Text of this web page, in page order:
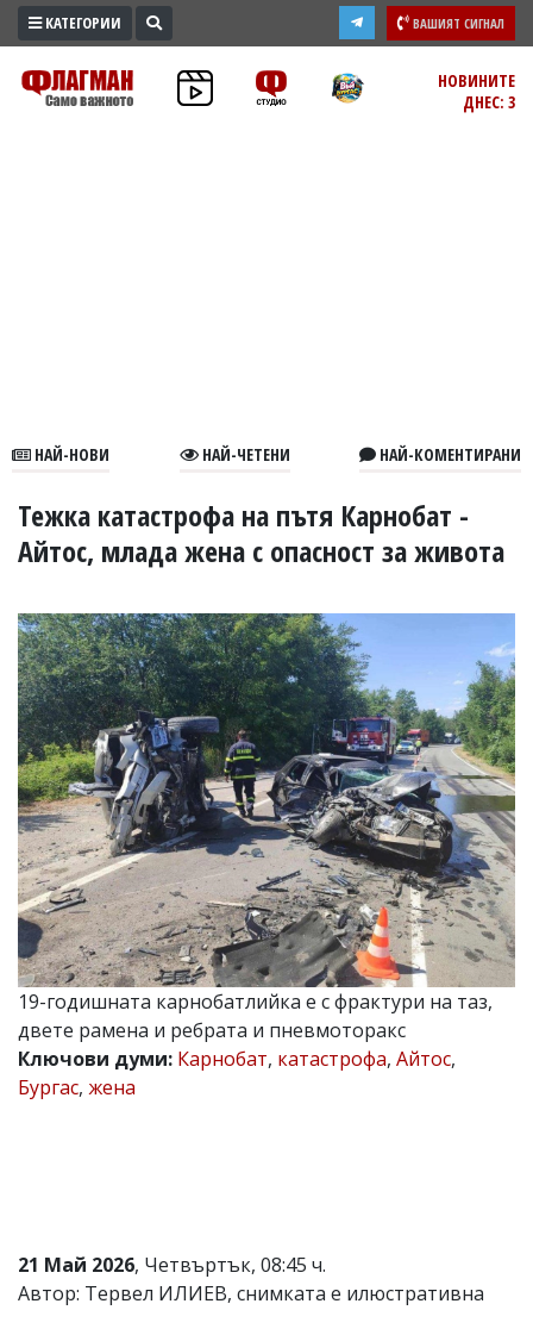
ПРОМО
ЗОНА
В
УКРАЙНА
РАЗСЛЕДВАНЕ
БИЗНЕС
ЮГ
Управители:
Веселин
Василев,
email:
v.vasilev@flagman.bg
Катя
Касабова,
еmail:k.kassabova@flagman.bg
Главен
редактор:
Иван
Колев,
email:
office@flagman.bg
Коментарите
редакцията
не
носи
КАТЕГОРИИ ВАШИЯТ СИГНАЛ
НОВИНИТЕ
ДНЕС: 3
НАЙ-НОВИ НАЙ-ЧЕТЕНИ НАЙ-КОМЕНТИРАНИ
Тежка катастрофа на пътя Карнобат -
Айтос, млада жена с опасност за живота
19-годишната карнобатлийка е с фрактури на таз,
двете рамена и ребрата и пневмоторакс
Ключови думи: Карнобат, катастрофа, Айтос,
Бургас, жена
21 Май 2026, Четвъртък, 08:45 ч.
Автор: Тервел ИЛИЕВ, снимката е илюстративна